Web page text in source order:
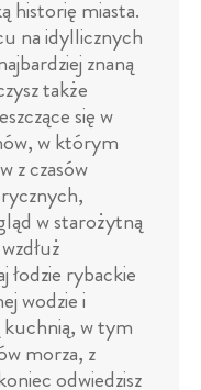
historię miasta.
na idyllicznych
znaną
także
się w
w którym
z czasów
w starożytną
rybackie
wodzie i
kuchnią, w tym
morza, z
odwiedzisz